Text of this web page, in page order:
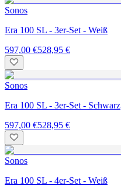
Sonos
Era 100 SL - 3er-Set - Weiß
597,00 €528,95 €
Sonos
Era 100 SL - 3er-Set - Schwarz
597,00 €528,95 €
Sonos
Era 100 SL - 4er-Set - Weiß